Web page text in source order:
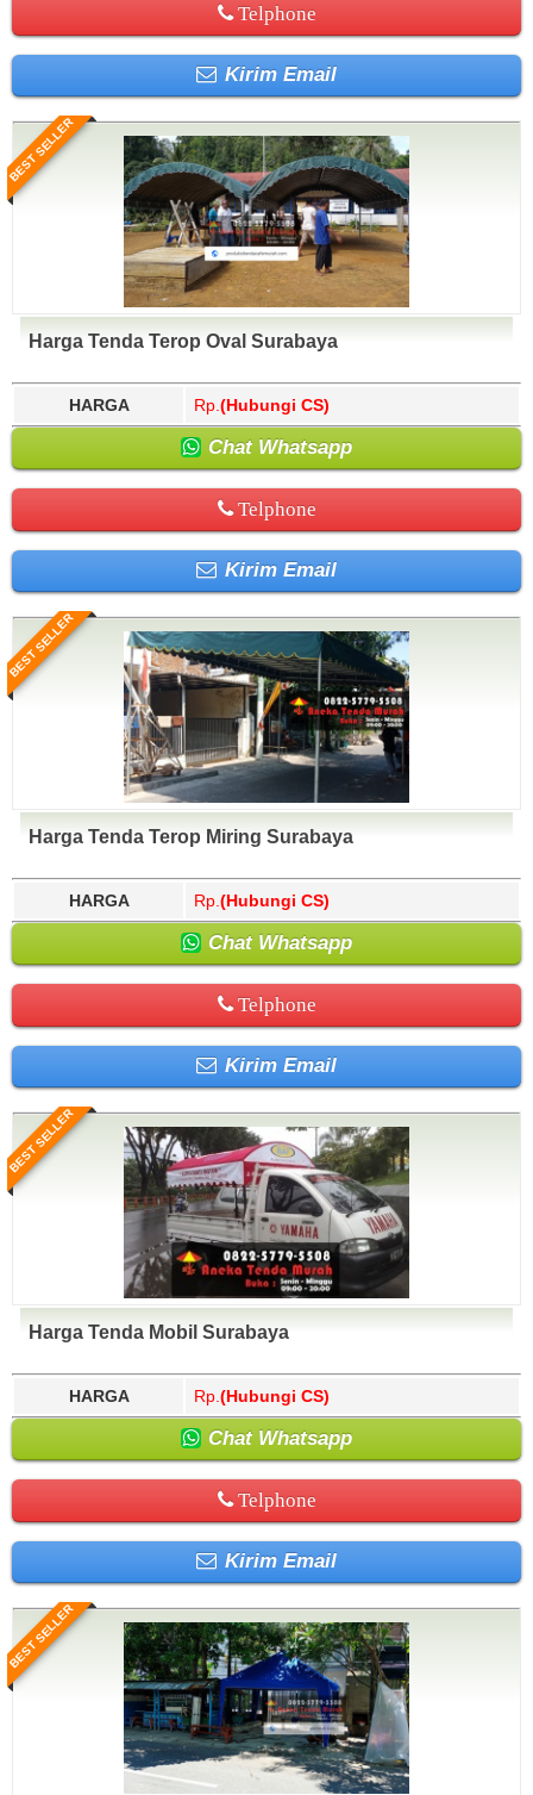
Telphone
Kirim Email
BEST SELLER
Harga Tenda Terop Oval Surabaya
HARGA Rp. (Hubungi CS)
Chat Whatsapp
Telphone
Kirim Email
BEST SELLER
Harga Tenda Terop Miring Surabaya
HARGA Rp. (Hubungi CS)
Chat Whatsapp
Telphone
Kirim Email
BEST SELLER
Harga Tenda Mobil Surabaya
HARGA Rp. (Hubungi CS)
Chat Whatsapp
Telphone
Kirim Email
BEST SELLER